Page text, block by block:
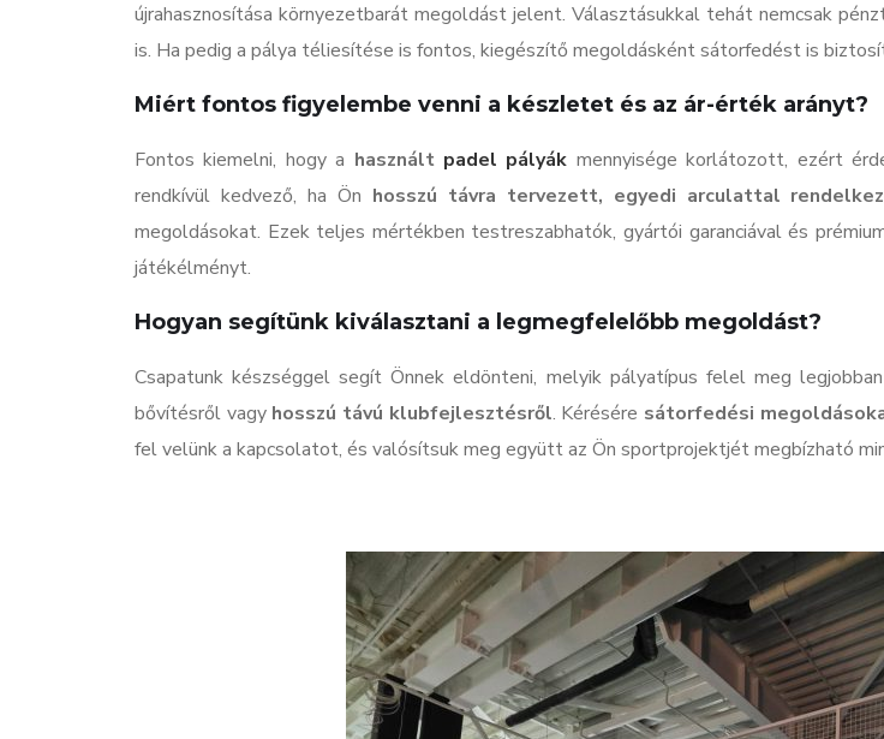
újrahasznosítása környezetbarát megoldást jelent. Választásukkal tehát nemcsak
is. Ha pedig a pálya téliesítése is fontos, kiegészítő megoldásként sátorfedést is
Miért fontos figyelembe venni a készletet és az ár-érték arányt?
Fontos kiemelni, hogy a használt padel pályák mennyisége korlátozott, ezért
rendkívül kedvező, ha Ön hosszú távra tervezett, egyedi arculattal
megoldásokat. Ezek teljes mértékben testreszabhatók, gyártói garanciával és
játékélményt.
Hogyan segítünk kiválasztani a legmegfelelőbb megoldást?
Csapatunk készséggel segít Önnek eldönteni, melyik pályatípus felel meg
bővítésről vagy hosszú távú klubfejlesztésről. Kérésére sátorfedési
fel velünk a kapcsolatot, és valósítsuk meg együtt az Ön sportprojektjét megbízható